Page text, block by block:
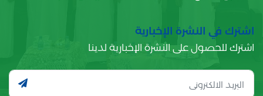
اشترك في النشرة الإخبارية
اشترك للحصول على النشرة الإخبارية لدينا